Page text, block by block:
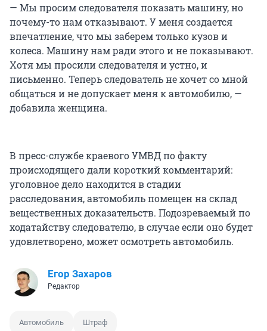
— Мы просим следователя показать машину, но
почему-то нам отказывают. У меня создается
впечатление, что мы заберем только кузов и
колеса. Машину нам ради этого и не показывают.
Хотя мы просили следователя и устно, и
письменно. Теперь следователь не хочет со мной
общаться и не допускает меня к автомобилю, —
добавила женщина.
В пресс-службе краевого УМВД по факту
происходящего дали короткий комментарий:
уголовное дело находится в стадии
расследования, автомобиль помещен на склад
вещественных доказательств. Подозреваемый по
ходатайству следователю, в случае если оно будет
удовлетворено, может осмотреть автомобиль.
Егор Захаров
Редактор
Автомобиль Штраф